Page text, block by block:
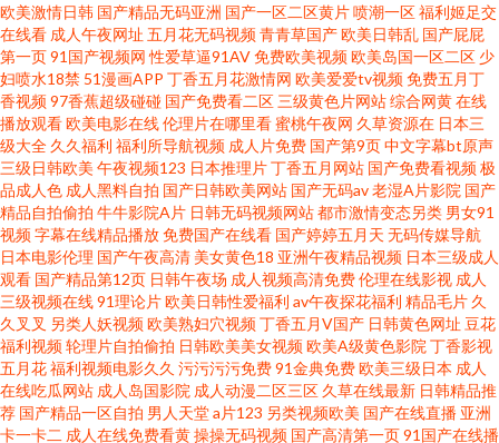
视 玖操视频一二三区 www大男人影院 无码六十五 久久草手机在线视频 www
性爱com 午夜成人影片 久草蜜桃在线 AV久久人人操 四虎日韩色图 激情小视
频91 97操人妻 深夜福利入口 加勒比无码电影 AA福利影院 天天干在线视频官
网 久久草热婷首页 A片欧美传媒 五月天大香蕉在线 久久在伊人 www亚洲成
人 亚洲丝袜足交 国产电影五码 91豆花视频网址 青青依人在线 国产精品插插
网啊啊 成人福利av导航网站 亚洲欧美丝袜美腿ts 蜜桃臀网址 超碰少妇自拍
在线吃瓜avav导航 91迷奸精品 午夜视频入口 美女超碰 成人Aⅴ网站 综合色伊
人探花 欧美性瑟瑟吧第一页 国产七页 91免费看视频 日韩欧美色 黄色污视频
欧美激情日韩 国产精品无码亚洲 国产一区二区黄片喷潮一区福利姬足交
在线看 成人午夜网址 五月花无码视频青青草国产欧美日韩乱 国产屁屁
第一页91国产视频网 性爱草逼91AV免费欧美视频欧美岛国一区二区 少
妇喷水18禁 51漫画APP 丁香五月花激情网 欧美爱爱tv视频免费五月丁
香视频97香蕉超级碰碰 国产免费看二区 三级黄色片网站综合网黄在线
播放观看欧美电影在线伦理片在哪里看蜜桃午夜网 久草资源在 日本三
级大全 久久福利 福利所导航视频 成人片免费 国产第9页中文字幕bt原声
三级日韩欧美 午夜视频123 日本推理片丁香五月网站 国产免费看视频极
品成人色 成人黑料自拍 国产日韩欧美网站 国产无码av老湿A片影院 国产
精品自拍偷拍 牛牛影院A片 日韩无码视频网站都市激情变态另类 男女91
视频字幕在线精品播放免费国产在线看 国产婷婷五月天 无码传媒导航
日本电影伦理 国产午夜高清 美女黄色18 亚洲午夜精品视频 日本三级成人
观看 国产精品第12页 日韩午夜场 成人视频高清免费伦理在线影视 成人
三级视频在线91理论片欧美日韩性爱福利 av午夜探花福利 精品毛片 久
久叉叉 另类人妖视频欧美熟妇穴视频丁香五月V国产 日韩黄色网址 豆花
福利视频轮理片自拍偷拍 日韩欧美美女视频欧美A级黄色影院 丁香影视
五月花福利视频电影久久 污污污污免费91金典免费欧美三级日本 成人
在线吃瓜网站 成人岛国影院 成人动漫二区三区 久草在线最新 日韩精品推
荐 国产精品一区自拍 男人天堂a片123 另类视频欧美 国产在线直播 亚洲
卡一卡二 成人在线免费看黄操操无码视频 国产高清第一页91国产在线播